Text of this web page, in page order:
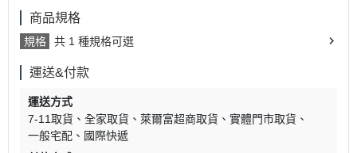
商品規格
規格 共 1 種規格可選
運送&付款
運送方式
7-11取貨
全家取貨 萊爾富超商取貨
實體門市取貨
一般宅配
國際快遞